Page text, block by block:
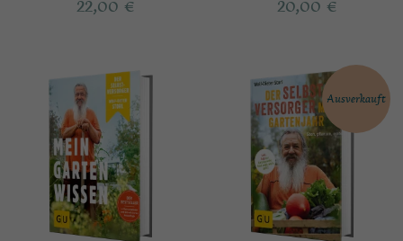
22,00 € 20,00 €
Ausverkauft